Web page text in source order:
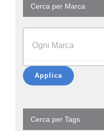
Cerca per Marca
Applica
Cerca per Tags